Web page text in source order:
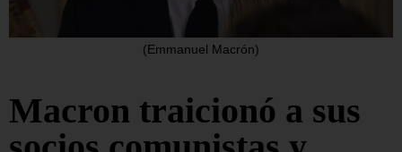
(Emmanuel Macrón)
Macron traicionó a sus